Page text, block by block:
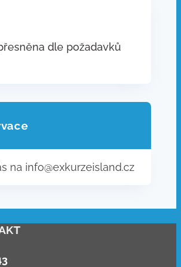
dle požadavků
na info@exkurzeisland.cz